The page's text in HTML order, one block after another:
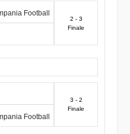
2 - 3
Finale
3 - 2
Finale